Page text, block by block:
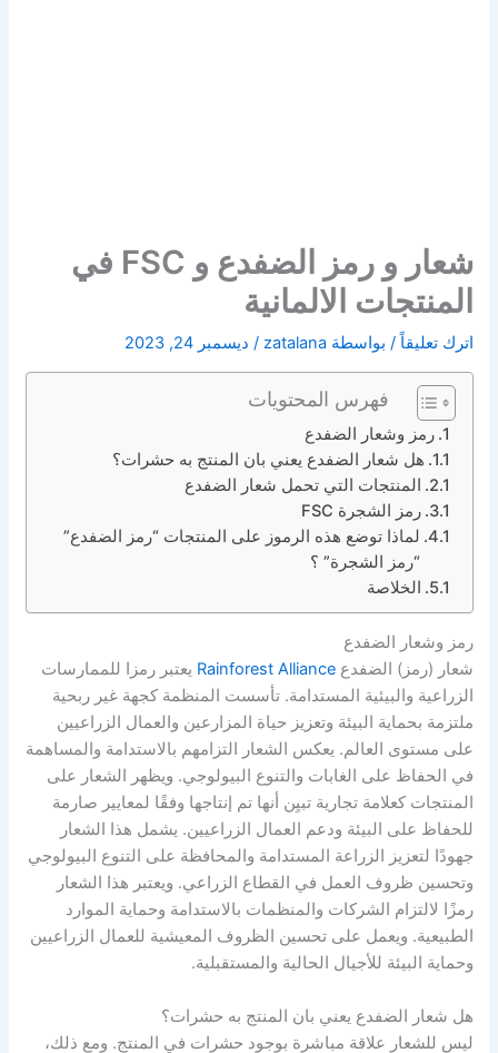
شعار و رمز الضفدع و FSC في
المنتجات الالمانية
اترك تعليقاً / بواسطة zatalana
/ ديسمبر 24, 2023
فهرس المحتويات
رمز وشعار الضفدع
هل شعار الضفدع يعني بان المنتج به حشرات؟
المنتجات التي تحمل شعار الضفدع
رمز الشجرة FSC
لماذا توضع هذه الرموز على المنتجات “رمز الضفدع”
“رمز الشجرة” ؟
الخلاصة
رمز وشعار الضفدع
شعار (رمز) الضفدعRainforest Alliance يعتبر رمزا للممارسات
الزراعية والبيئية المستدامة. تأسست المنظمة كجهة غير ربحية
ملتزمة بحماية البيئة وتعزيز حياة المزارعين والعمال الزراعيين
على مستوى العالم. يعكس الشعار التزامهم بالاستدامة والمساهمة
في الحفاظ على الغابات والتنوع البيولوجي. ويظهر الشعار على
المنتجات كعلامة تجارية تبيِن أنها تم إنتاجها وفقًا لمعايير صارمة
للحفاظ على البيئة ودعم العمال الزراعيين. يشمل هذا الشعار
جهودًا لتعزيز الزراعة المستدامة والمحافظة على التنوع البيولوجي
وتحسين ظروف العمل في القطاع الزراعي. ويعتبر هذا الشعار
رمزًا لالتزام الشركات والمنظمات بالاستدامة وحماية الموارد
الطبيعية. ويعمل على تحسين الظروف المعيشية للعمال الزراعيين
وحماية البيئة للأجيال الحالية والمستقبلية.
هل شعار الضفدع يعني بان المنتج به حشرات؟
ليس للشعار علاقة مباشرة بوجود حشرات في المنتج. ومع ذلك،